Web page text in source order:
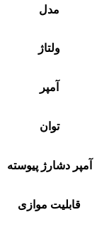
مدل
ولتاژ
آمپر
توان
آمپر دشارژ پیوسته
قابلیت موازی